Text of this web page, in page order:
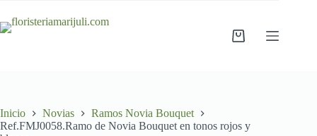
contenido
Carro
Inicio Novias
Ramos Novia Bouquet
Ref.FMJ0058.Ramo de Novia Bouquet en tonos rojos y